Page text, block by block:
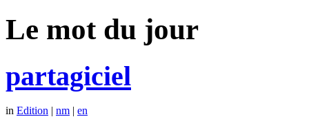
Le mot du jour
partagiciel
in Edition | nm | en